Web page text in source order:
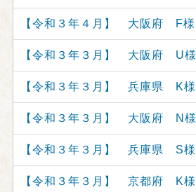
【令和３年４月】 大阪府 F様
【令和３年３月】 大阪府 U様
【令和３年３月】 兵庫県 K様
【令和３年３月】 大阪府 N様
【令和３年３月】 兵庫県 S様
【令和３年３月】 京都府 K様